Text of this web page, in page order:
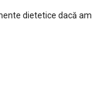
dietetice dacă am